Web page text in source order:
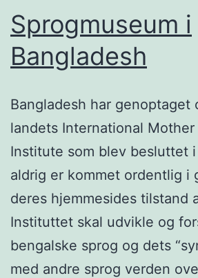
Sprogmuseum i
Bangladesh
Bangladesh har genoptaget
landets International Mother
Institute som blev besluttet
aldrig er kommet ordentlig i
deres hjemmesides tilstand
Instituttet skal udvikle og
bengalske sprog og dets
med andre sprog verden